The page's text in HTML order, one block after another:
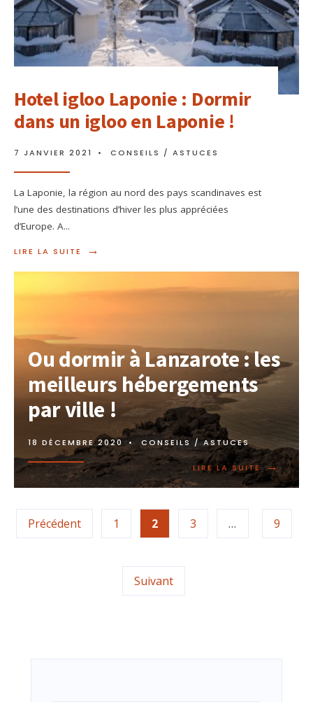
Hotel igloo Laponie : Dormir
dans un igloo en Laponie !
7 JANVIER 2021 • CONSEILS / ASTUCES
La Laponie, la région au nord des pays scandinaves est
l’une des destinations d’hiver les plus appréciées
d’Europe. A...
LIRE LA SUITE →
Ou dormir à Lanzarote : les
meilleurs hébergements
par ville !
18 DÉCEMBRE 2020 • CONSEILS / ASTUCES
LIRE LA SUITE →
Précédent 1 2 3 … 9
Suivant